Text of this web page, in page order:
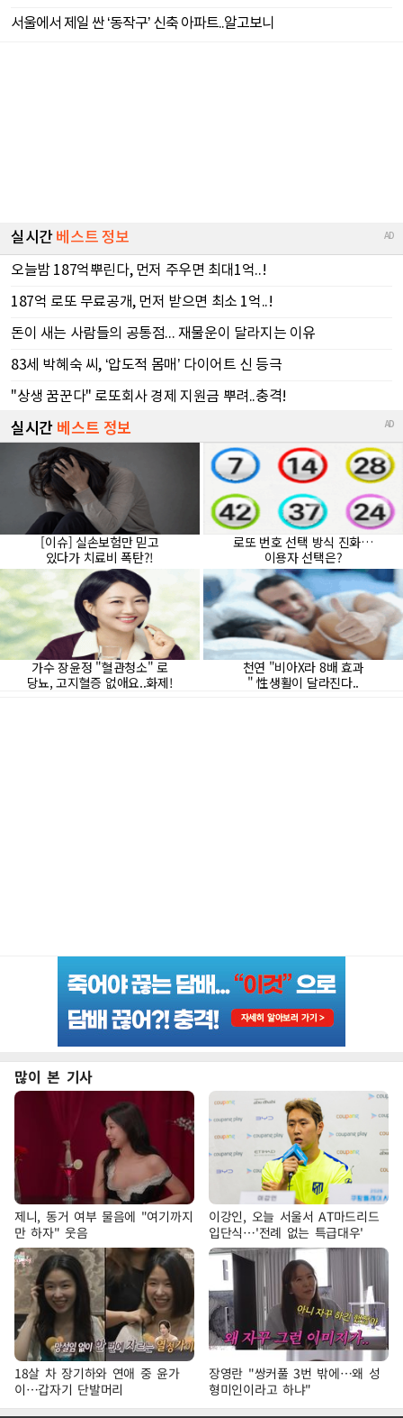
많이 본 기사
제니, 동거 여부 물음에 "여기까지
만 하자" 웃음
이강인, 오늘 서울서 AT마드리드
입단식…'전례 없는 특급대우'
18살 차 장기하와 연애 중 윤가
이…갑자기 단발머리
장영란 "쌍커풀 3번 밖에…왜 성
형미인이라고 하냐"